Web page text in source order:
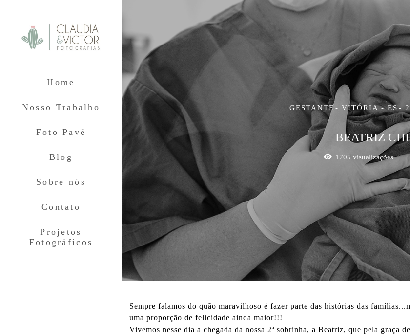
Home
Nosso Trabalho
Foto Pavê
Blog
Sobre nós
Contato
Projetos
Fotográficos
GESTANTE VITÓRIA - ES
BEATRIZ
1705 visualizações
Sempre falamos do quão maravilhoso é fazer parte das histórias das
uma proporção de felicidade ainda maior!!!
Vivemos nesse dia a chegada da nossa 2ª sobrinha, a Beatriz, que pela